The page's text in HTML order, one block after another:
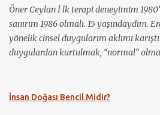
Öner Ceylan İ lk terapi deneyimim
sanırım 1986 olmalı. 15 yaşındaydım.
yönelik cinsel duygularım aklımı
duygulardan kurtulmak, “normal”
oynuyordu. Bunun üzerine annem, o
İnsan Doğası Bencil Midir?